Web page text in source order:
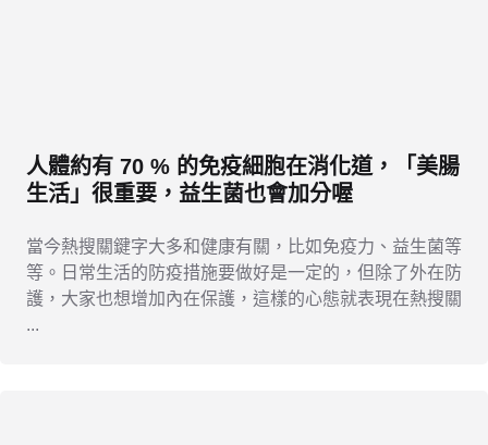
人體約有 70 % 的免疫細胞在消化道，「美腸
生活」很重要，益生菌也會加分喔
當今熱搜關鍵字大多和健康有關，比如免疫力、益生菌等
等。日常生活的防疫措施要做好是一定的，但除了外在防
護，大家也想增加內在保護，這樣的心態就表現在熱搜關
...